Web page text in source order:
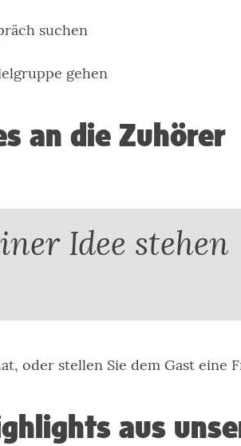
suchen
gehen
an die Zuhörer
Idee stehen
oder stellen Sie dem Gast eine
aus